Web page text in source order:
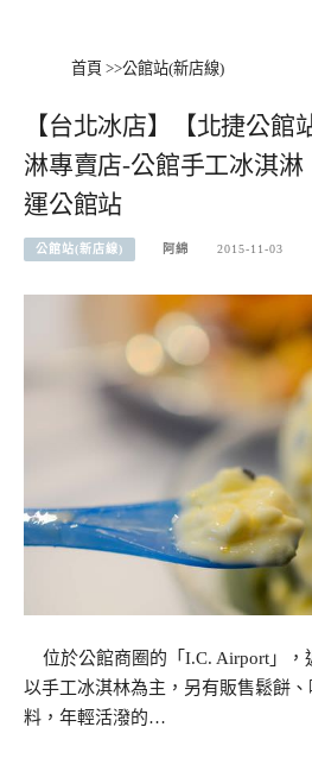
首頁 >>公館站(新店線)
【台北冰店】【北捷公館
淋專賣店-公館手工冰淇
運公館站
公館站(新店線) 阿綿 2015-11-03
位於公館商圈的「I.C. Airport」，
以手工冰淇林為主，另有販售鬆餅
料，年輕活潑的…